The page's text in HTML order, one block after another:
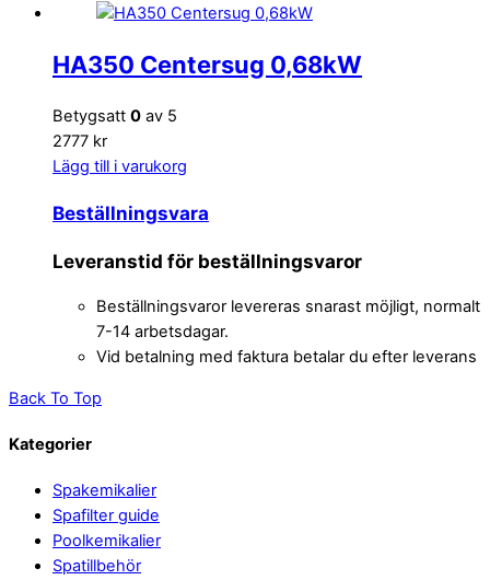
HA350 Centersug 0,68kW
Betygsatt 0 av 5
2777 kr
Lägg till i varukorg
Beställningsvara
Leveranstid för beställningsvaror
Beställningsvaror levereras snarast möjligt, normalt
7-14 arbetsdagar.
Vid betalning med faktura betalar du efter leverans
Back To Top
Kategorier
Spakemikalier
Spafilter guide
Poolkemikalier
Spatillbehör